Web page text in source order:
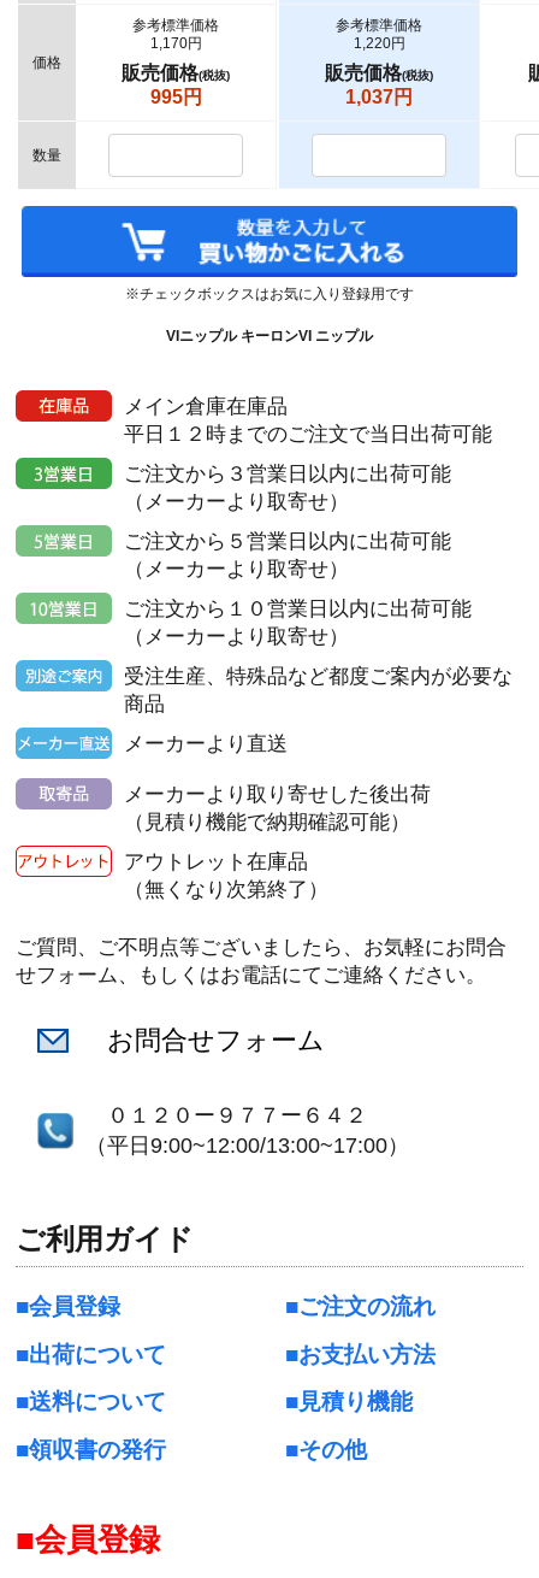
※チェックボックスはお気に入り登録用です
VIニップル キーロンVI ニップル
価格
数量
参考標準価格
1,170円
販売価格(税抜)
995円
参考標準価格
1,220円
販売価格(税抜)
1,037円
メイン倉庫在庫品
平日１２時までのご注文で当日出荷可能
ご注文から３営業日以内に出荷可能
（メーカーより取寄せ）
ご注文から５営業日以内に出荷可能
（メーカーより取寄せ）
ご注文から１０営業日以内に出荷可能
（メーカーより取寄せ）
受注生産、特殊品など都度ご案内が必要な
商品
メーカーより直送
メーカーより取り寄せした後出荷
（見積り機能で納期確認可能）
アウトレット在庫品
（無くなり次第終了）
ご質問、ご不明点等ございましたら、お気軽にお問合
せフォーム、もしくはお電話にてご連絡ください。
お問合せフォーム
０１２０ー９７７ー６４２
（平日9:00~12:00/13:00~17:00）
ご利用ガイド
会員登録
ご注文の流れ
出荷について
お支払い方法
送料について
見積り機能
領収書の発行
その他
会員登録